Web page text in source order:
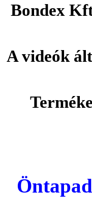
Bondex
A videók